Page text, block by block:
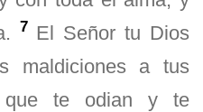
7 El Señor tu Dios
maldiciones a tus
te odian y te